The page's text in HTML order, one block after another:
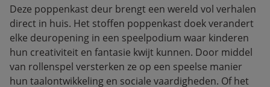
Deze poppenkast deur brengt een wereld vol verhalen
direct in huis. Het stoffen poppenkast doek verandert
elke deuropening in een speelpodium waar kinderen
hun creativiteit en fantasie kwijt kunnen. Door middel
van rollenspel versterken ze op een speelse manier
hun taalontwikkeling en sociale vaardigheden. Of het